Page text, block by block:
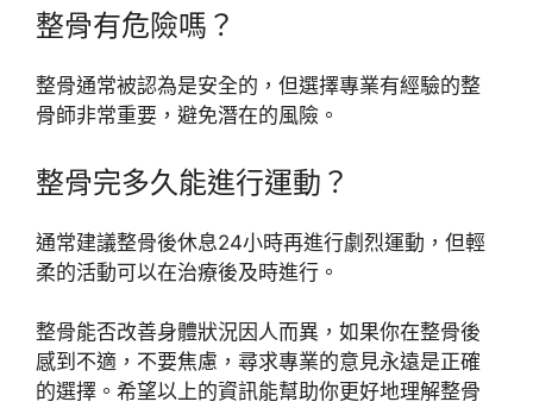
整骨有危險嗎？
整骨通常被認為是安全的，但選擇專業有經驗的整
骨師非常重要，避免潛在的風險。
整骨完多久能進行運動？
通常建議整骨後休息24小時再進行劇烈運動，但輕
柔的活動可以在治療後及時進行。
整骨能否改善身體狀況因人而異，如果你在整骨後
感到不適，不要焦慮，尋求專業的意見永遠是正確
的選擇。希望以上的資訊能幫助你更好地理解整骨